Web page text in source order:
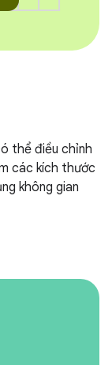
thể điều chỉnh
các kích thước
không gian